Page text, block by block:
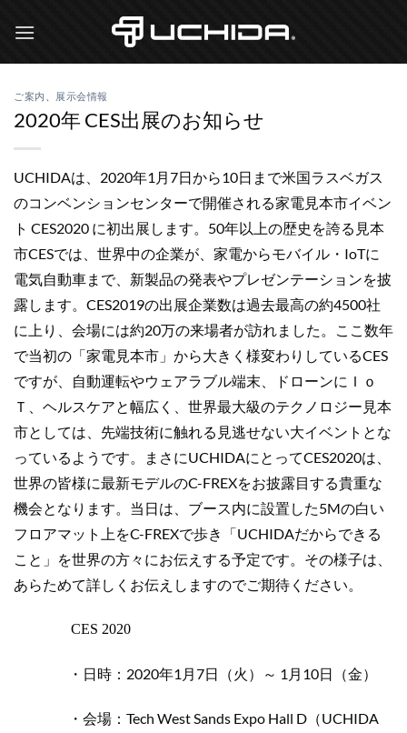
ご案内 展示会情報
2020年 CES出展のお知らせ
UCHIDAは、2020年1月7日から10日まで米国ラスベガス
のコンベンションセンターで開催される家電見本市イベン
ト CES2020 に初出展します。50年以上の歴史を誇る見本
市CESでは、世界中の企業が、家電からモバイル・IoTに
電気自動車まで、新製品の発表やプレゼンテーションを披
露します。CES2019の出展企業数は過去最高の約4500社
に上り、会場には約20万の来場者が訪れました。ここ数年
で当初の「家電見本市」から大きく様変わりしているCES
ですが、自動運転やウェアラブル端末、ドローンにＩｏ
Ｔ、ヘルスケアと幅広く、世界最大級のテクノロジー見本
市としては、先端技術に触れる見逃せない大イベントとな
っているようです。まさにUCHIDAにとってCES2020は、
世界の皆様に最新モデルのC-FREXをお披露目する貴重な
機会となります。当日は、ブース内に設置した5Mの白い
フロアマット上をC-FREXで歩き「UCHIDAだからできる
こと」を世界の方々にお伝えする予定です。その様子は、
あらためて詳しくお伝えしますのでご期待ください。
CES 2020
・日時：2020年1月7日（火）～ 1月10日（金）
・会場：Tech West Sands Expo Hall D（UCHIDA